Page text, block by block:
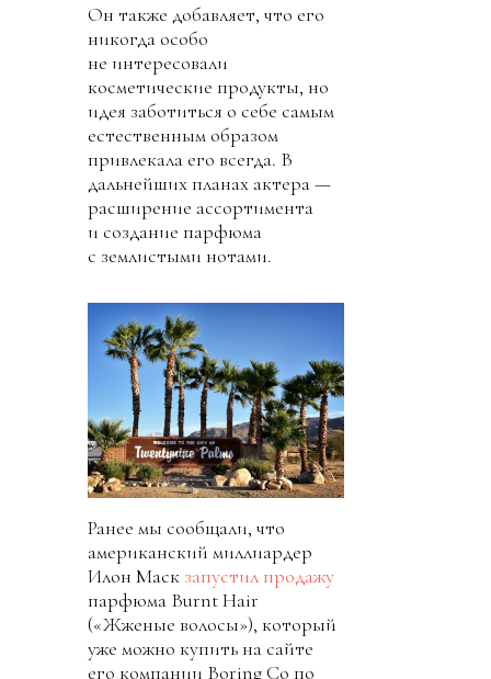
Он также добавляет, что его
никогда особо
не интересовали
косметические продукты, но
идея заботиться о себе самым
естественным образом
привлекала его всегда. В
дальнейших планах актера —
расширение ассортимента
и создание парфюма
с землистыми нотами.
Ранее мы сообщали, что
американский миллиардер
Илон Маск запустил продажу
парфюма Burnt Hair
(«Жженые волосы»), который
уже можно купить на сайте
его компании Boring Co по